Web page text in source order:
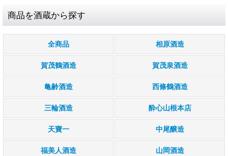
商品を酒蔵から探す
全商品 相原酒造
賀茂鶴酒造 賀茂泉酒造
亀齢酒造 西條鶴酒造
三輪酒造 酔心山根本店
天寶一 中尾醸造
福美人酒造 山岡酒造